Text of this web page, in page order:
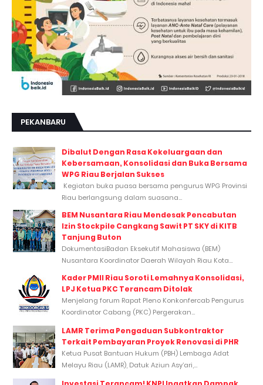
PEKANBARU
Dibalut Dengan Rasa Kekeluargaan dan
Kebersamaan, Konsolidasi dan Buka Bersama
WPG Riau Berjalan Sukses
Kegiatan buka puasa bersama pengurus WPG Provinsi
Riau berlangsung dalam suasana...
BEM Nusantara Riau Mendesak Pencabutan
Izin Stockpile Cangkang Sawit PT SKY di KITB
Tanjung Buton
DokumentasiBadan Eksekutif Mahasiswa (BEM)
Nusantara Koordinator Daerah Wilayah Riau Kota...
Kader PMII Riau Soroti Lemahnya Konsolidasi,
LPJ Ketua PKC Terancam Ditolak
Menjelang forum Rapat Pleno Konkonfercab Pengurus
Koordinator Cabang (PKC) Pergerakan...
LAMR Terima Pengaduan Subkontraktor
Terkait Pembayaran Proyek Renovasi di PHR
Ketua Pusat Bantuan Hukum (PBH) Lembaga Adat
Melayu Riau (LAMR), Datuk Aziun Asy’ari,...